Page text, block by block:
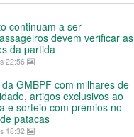
continuam a ser
devem verificar as
da partida
22:56
GMBPF com milhares de
artigos exclusivos ao
e sorteio com prémios no
patacas
18:32